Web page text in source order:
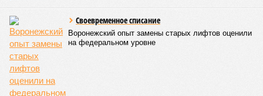
Своевременное списание
Воронежский опыт замены старых лифтов оценили
на федеральном уровне